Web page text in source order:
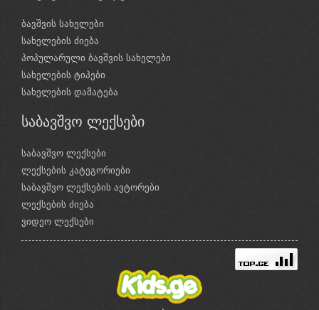
ბავშვის სახელები
სახელების ძიება
პოპულარული ბავშვის სახელები
სახელების ტიპები
სახელების დამატება
საბავშვო ლექსები
საბავშვო ლექსები
ლექსების კატეგორიები
საბავშვო ლექსების ავტორები
ლექსების ძიება
ვიდეო ლექსები